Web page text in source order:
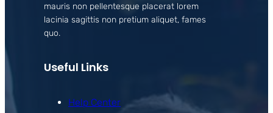
mauris non pellentesque placerat lorem
lacinia sagittis non pretium aliquet, fames
quo.
Useful Links
Help Center